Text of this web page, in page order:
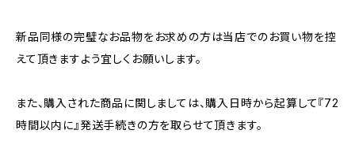
新品同様の完璧なお品物をお求めの方は当店でのお買い物を控
えて頂きますよう宜しくお願いします。
また、購入された商品に関しましては、購入日時から起算して『72
時間以内に』発送手続きの方を取らせて頂きます。